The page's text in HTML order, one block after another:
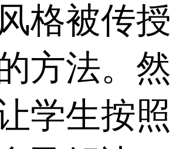
格被传授
方法。然
学生按照